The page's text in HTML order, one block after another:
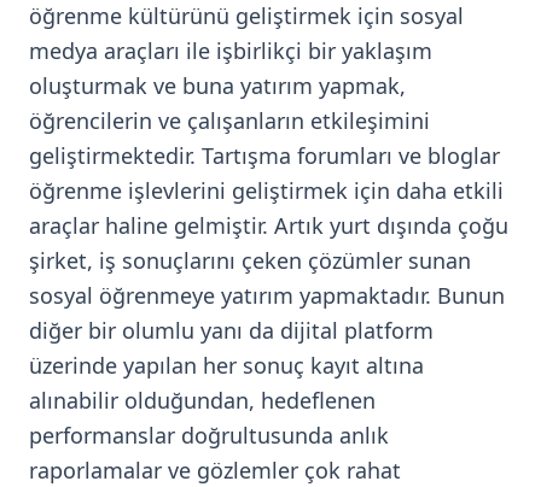
öğrenme kültürünü geliştirmek için sosyal
medya araçları ile işbirlikçi bir yaklaşım
oluşturmak ve buna yatırım yapmak,
öğrencilerin ve çalışanların etkileşimini
geliştirmektedir. Tartışma forumları ve bloglar
öğrenme işlevlerini geliştirmek için daha etkili
araçlar haline gelmiştir. Artık yurt dışında çoğu
şirket, iş sonuçlarını çeken çözümler sunan
sosyal öğrenmeye yatırım yapmaktadır. Bunun
diğer bir olumlu yanı da dijital platform
üzerinde yapılan her sonuç kayıt altına
alınabilir olduğundan, hedeflenen
performanslar doğrultusunda anlık
raporlamalar ve gözlemler çok rahat